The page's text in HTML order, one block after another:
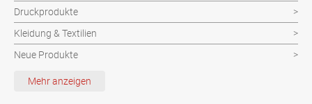
Druckprodukte
Kleidung & Textilien
Neue Produkte
Schutzvorrichtung
Mehr anzeigen